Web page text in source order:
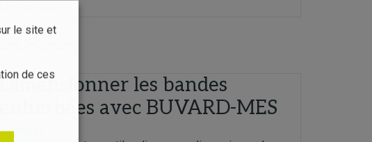
Dimensionner les bandes
enherbées avec BUVARD-MES
Webinaire
le site et
de ces